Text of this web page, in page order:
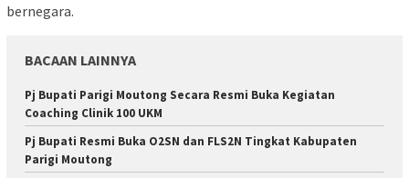
bernegara.
BACAAN LAINNYA
Pj Bupati Parigi Moutong Secara Resmi Buka Kegiatan
Coaching Clinik 100 UKM
Pj Bupati Resmi Buka O2SN dan FLS2N Tingkat Kabupaten
Parigi Moutong